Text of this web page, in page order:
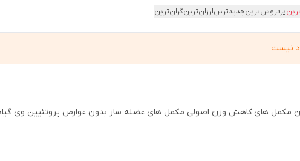
پرفروش‌ترینجدیدترینارزان‌ترینگران‌ترین
نیست
مکمل های کاهش وزن اصولی مکمل های عضله ساز بدون عوارض پروتئیین وی